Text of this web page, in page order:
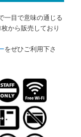
一目で意味の通じる
から販売しており
をぜひご利用下さ